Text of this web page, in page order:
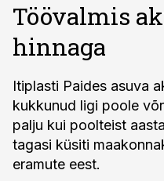
Töövalmis
hinnaga
Itiplasti Paides asuva
kukkunud ligi poole
palju kui poolteist
tagasi küsiti
eramute eest.